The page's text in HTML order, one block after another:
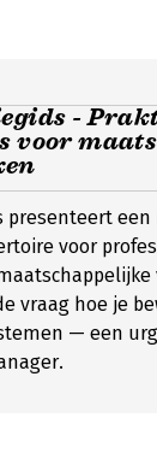
-
voor
presenteert een
voor
vraag hoe je
— een